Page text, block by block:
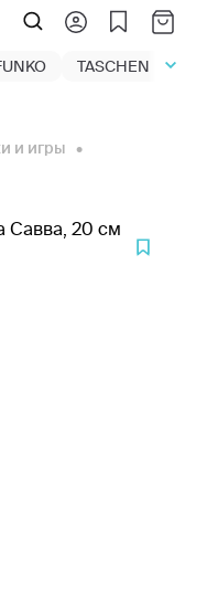
TASCHEN
и игры